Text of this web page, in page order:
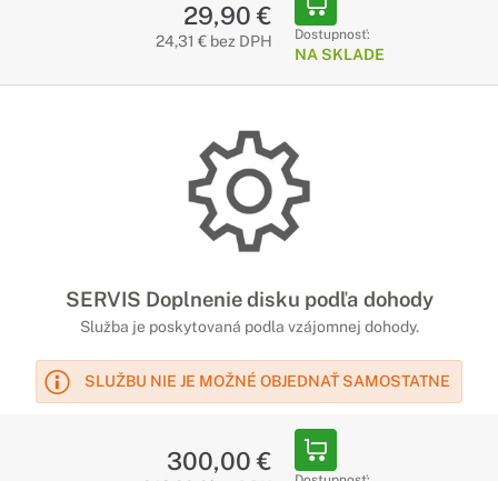
29,90 €
24,31 € bez DPH Dostupnosť:
NA SKLADE
SERVIS Doplnenie disku podľa dohody
Služba je poskytovaná podla vzájomnej dohody.
SLUŽBU NIE JE MOŽNÉ OBJEDNAŤ SAMOSTATNE
300,00 €